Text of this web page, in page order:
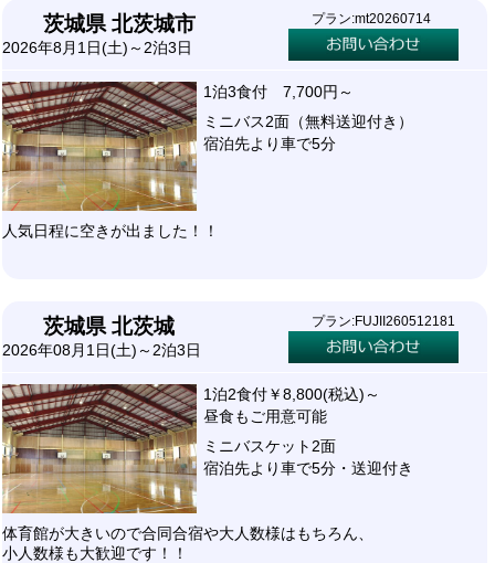
茨城県 北茨城市
2026年8月1日(土)～2泊3日
プラン:mt20260714
1泊3食付 7,700円～
ミニバス2面（無料送迎付き）
宿泊先より車で5分
人気日程に空きが出ました！！
茨城県 北茨城
2026年08月1日(土)～2泊3日
プラン:FUJII260512181
1泊2食付￥8,800(税込)～
昼食もご用意可能
ミニバスケット2面
宿泊先より車で5分・送迎付き
体育館が大きいので合同合宿や大人数様はもちろん、
小人数様も大歓迎です！！